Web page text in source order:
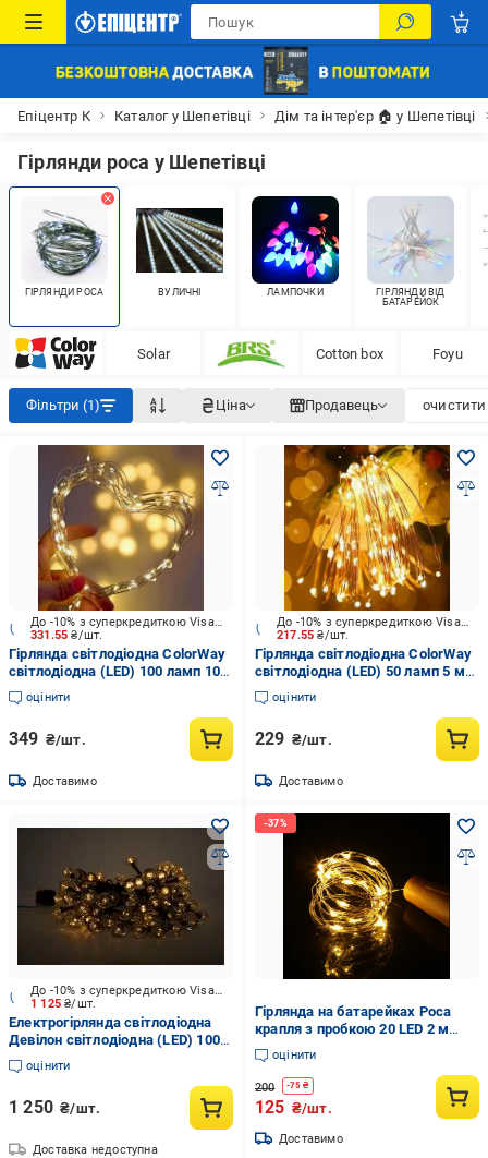
Епіцентр К Каталог у Шепетівці Дім та інтер'єр 🏠 у Шепетівці
Гірлянди роса у Шепетівці
ГІРЛЯНДИ РОСА ВУЛИЧНІ ЛАМПОЧКИ
ГІРЛЯНДИ ВІД
БАТАРЕЙОК
Solar Cotton box Foyu
Фільтри (1) Ціна Продавець очистити
331.55₴/шт.
До -10% з суперкредиткою Visa Вигода
Гірлянда світлодіодна ColorWay
світлодіодна (LED) 100 ламп 10
м (CW-G-100L10NB)
оцінити
349 ₴/шт.
Доставимо
217.55₴/шт.
До -10% з суперкредиткою Visa Вигода
Гірлянда світлодіодна ColorWay
світлодіодна (LED) 50 ламп 5 м
(CW-G-50L5NB)
оцінити
229 ₴/шт.
Доставимо
1 125₴/шт.
До -10% з суперкредиткою Visa Вигода
Електрогірлянда світлодіодна
Девілон світлодіодна (LED) 100
ламп (720735)
оцінити
1 250 ₴/шт.
Доставка недоступна
Гірлянда на батарейках Роса
крапля з пробкою 20 LED 2 м
Теплий білий (1000-ZABI-2)
оцінити
200 -75 ₴
125 ₴/шт.
Доставимо